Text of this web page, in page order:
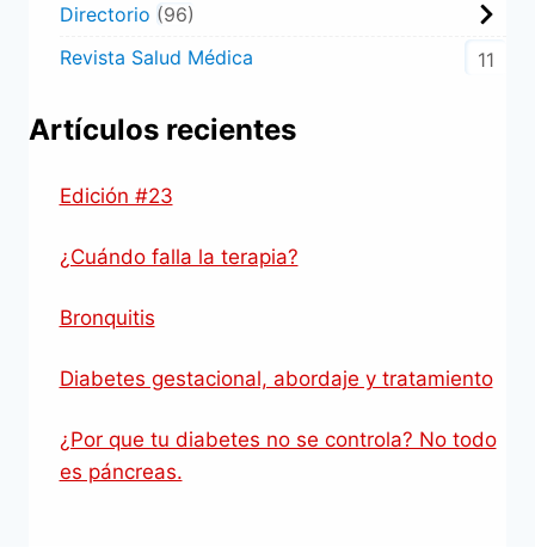
Directorio
96
Revista Salud Médica
11
Artículos recientes
Edición #23
¿Cuándo falla la terapia?
Bronquitis
Diabetes gestacional, abordaje y tratamiento
¿Por que tu diabetes no se controla? No todo
es páncreas.